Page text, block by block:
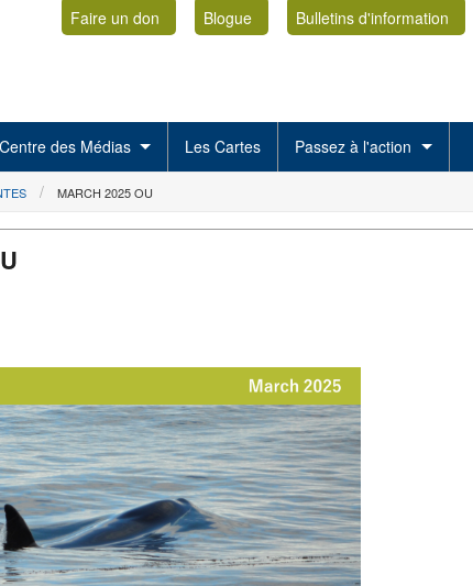
Faire un don Blogue
Bulletins d'information
Centre des Médias Les Cartes Passez à l'action
MARCH 2025 OU